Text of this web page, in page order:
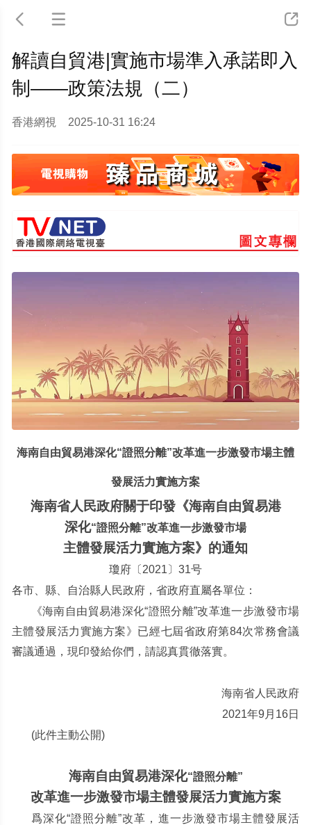
 

解讀自貿港|實施市場準入承諾即入
制——政策法規（二）
香港網視 2025-10-31 16:24
海南自由貿易港深化“證照分離”改革進一步激發市場主體
發展活力實施方案
海南省人民政府關于印發《海南自由貿易港
深化“證照分離”改革進一步激發市場
主體發展活力實施方案》的通知
瓊府〔2021 〕 31号
各市、縣、自治縣人民政府，省政府直屬各單位：
《海南自由貿易港深化“證照分離”改革進一步激發市場
主體發展活力實施方案》已經七屆省政府第84次常務會議
審議通過，現印發給你們，請認真貫徹落實。
海南省人民政府
2021年9 月 16日
(此件主動公開)
海南自由貿易港深化“證照分離”
改革進一步激發市場主體發展活力實施方案
爲深化“證照分離”改革，進一步激發市場主體發展活